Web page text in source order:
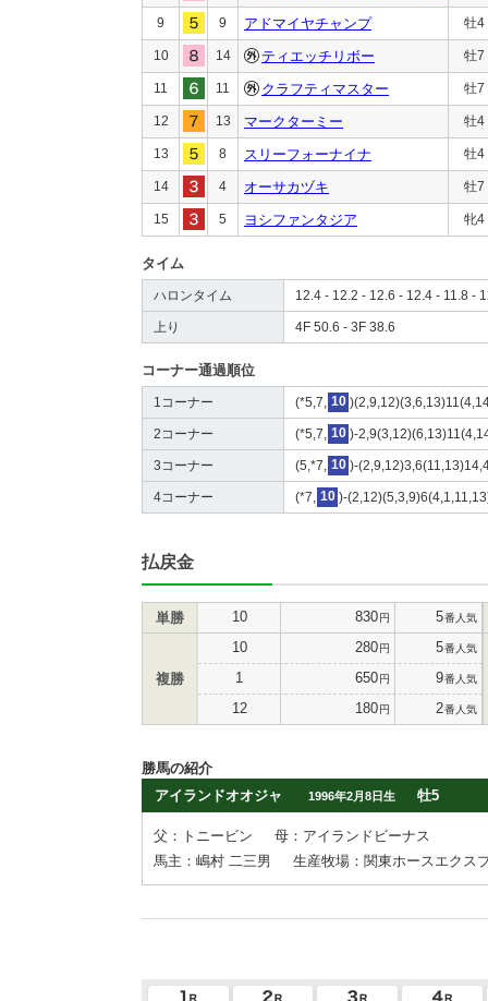
9 9 アドマイヤチャンプ 牡4
10 14 ティエッチリボー 牡7
11 11 クラフティマスター 牡7
12 13 マークターミー 牡4
13 8 スリーフォーナイナ 牡4
14 4 オーサカヅキ 牡7
15 5 ヨシファンタジア 牝4
タイム
ハロンタイム 12.4 - 12.2 - 12.6 - 12.4 - 11.8 -
上り 4F 50.6 - 3F 38.6
コーナー通過順位
1コーナー (*5,7, 10
2コーナー (*5,7, 10 )-
3コーナー (5,*7, 10 )-
4コーナー (*7, 10 )-
払戻金
単勝 10 830円 5番人気
複勝
10 280円 5番人気
1 650円 9番人気
12 180円 2番人気
勝馬の紹介
アイランドオオジャ
1996年2月8日生 牡5
父：トニービン
母：アイランドビーナス
馬主：嶋村 二三男
生産牧場：関東ホースエクス